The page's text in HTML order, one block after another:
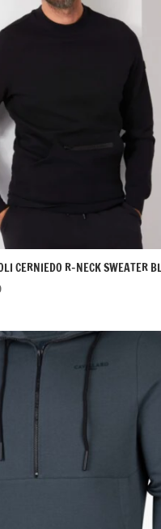
CERNIEDO R-NECK SWEATER
Huidige
€55,00.